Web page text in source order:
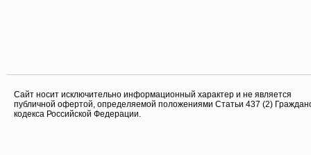
Cайт носит исключительно информационный характер и не является
публичной офертой, определяемой положениями Статьи 437 (2)
кодекса Российской Федерации.